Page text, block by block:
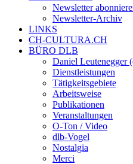
Newsletter
Newsletter-Archiv
LINKS
CH-CULTURA.CH
BÜRO DLB
Daniel Leutenegger
Dienstleistungen
Tätigkeitsgebiete
Arbeitsweise
Publikationen
Veranstaltungen
O-Ton / Video
dlb-Vogel
Nostalgia
Merci